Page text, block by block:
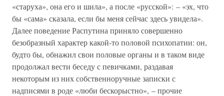
«старуха», она его и шила», а после «русской»: – «эх, что
бы «сама» сказала, если бы меня сейчас здесь увидела».
Далее поведение Распутина приняло совершенно
безобразный характер какой-то половой психопатии: он,
будто бы, обнажил свои половые органы и в таком виде
продолжал вести беседу с певичками, раздавая
некоторым из них собственноручные записки с
надписями в роде «люби бескорыстно», – прочие